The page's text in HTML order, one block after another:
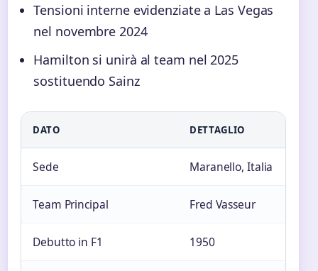
Tensioni interne evidenziate a Las Vegas
nel novembre 2024
Hamilton si unirà al team nel 2025
sostituendo Sainz
DATO DETTAGLIO
Sede Maranello, Italia
Team Principal Fred Vasseur
Debutto in F1 1950